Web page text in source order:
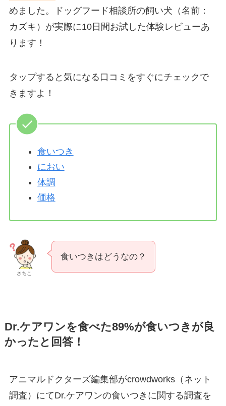
めました。ドッグフード相談所の飼い犬（名前：
カズキ）が実際に10日間お試した体験レビューあ
ります！
タップすると気になる口コミをすぐにチェックで
きますよ！
食いつき
におい
体調
価格
さちこ
食いつきはどうなの？
Dr.ケアワンを食べた89%が食いつきが良
かったと回答！
アニマルドクターズ編集部がcrowdworks（ネット
調査）にてDr.ケアワンの食いつきに関する調査を